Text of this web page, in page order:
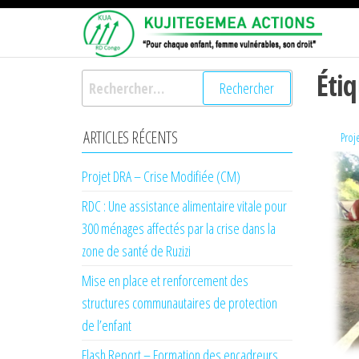
Passer
contenu
enfant,
femme
son droit
Rechercher :
ARTICLES RÉCENTS
Projet DRA – Crise Modifiée (CM)
RDC : Une assistance alimentaire vitale pour
300 ménages affectés par la crise dans la
zone de santé de Ruzizi
Mise en place et renforcement des
structures communautaires de protection
de l’enfant
Flash Report – Formation des encadreurs